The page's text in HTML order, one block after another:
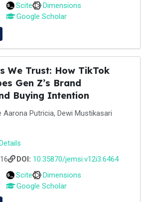
Scite
Dimensions
Google Scholar
We Trust: How TikTok
Gen Z’s Brand
Buying Intention
Aarona Putricia, Dewi Mustikasari
DOI: 10.35870/jemsi.v12i3.6464
Scite
Dimensions
Google Scholar